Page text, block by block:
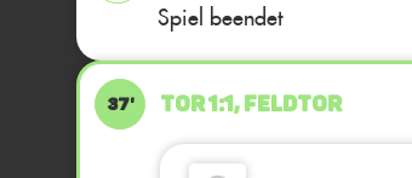
Spiel beendet
37' TOR 1:1, FELDTOR